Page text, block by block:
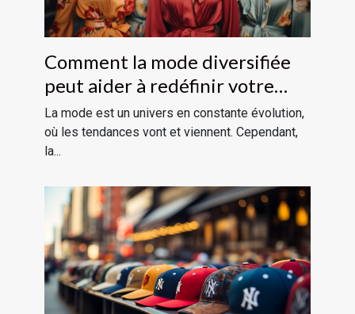
Comment la mode diversifiée
peut aider à redéfinir votre
style
La mode est un univers en constante évolution,
où les tendances vont et viennent. Cependant,
la...